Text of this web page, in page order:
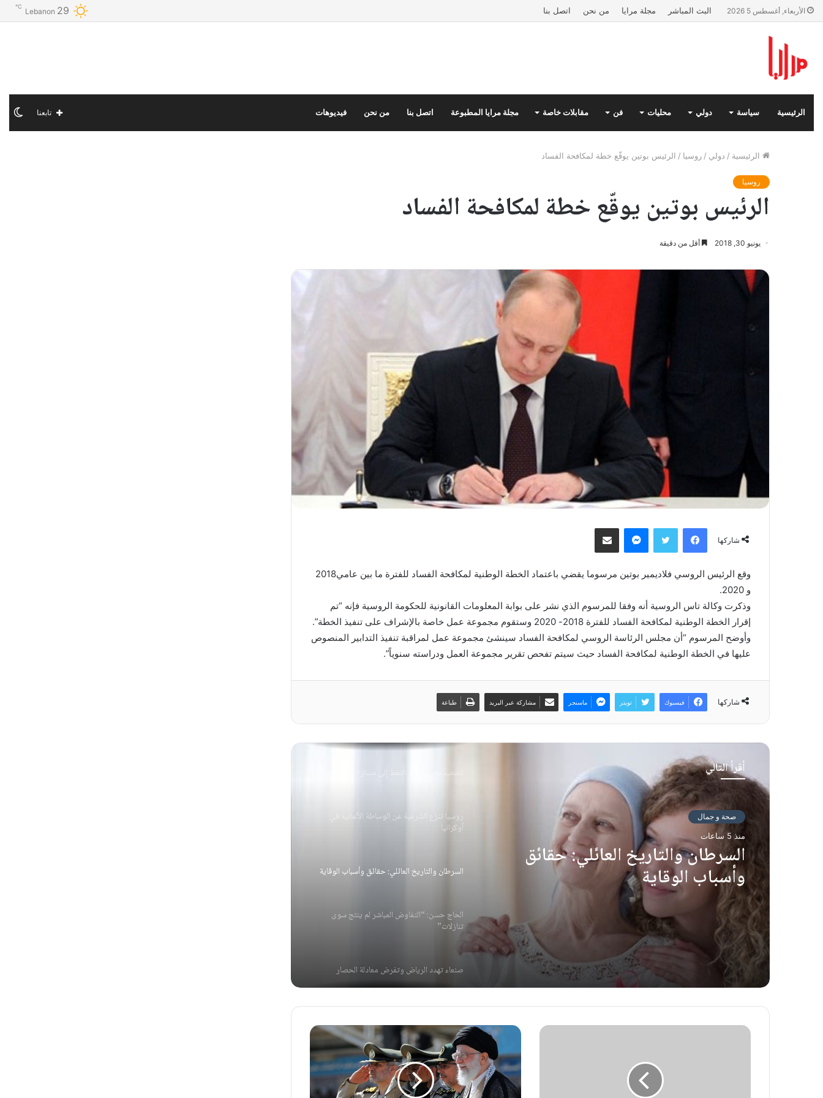
الأربعاء, أغسطس 5 2026 البث المباشر مجلة مرايا من نحن اتصل بنا Lebanon 29
℃
الرئيسية سياسة دولي محليات فن مقابلات خاصة مجلة مرايا المطبوعة اتصل بنا من نحن فيديوهات تابعنا
الرئيسية / دولي / روسيا / الرئيس بوتين يوقّع خطة لمكافحة الفساد
روسيا
الرئيس بوتين يوقّع خطة لمكافحة الفساد
يونيو 30, 2018 أقل من دقيقة
شاركها
فيسبوك تويتر ماسنجر مشاركة عبر البريد
وقع الرئيس الروسي فلاديمير بوتين مرسوما يقضي باعتماد الخطة الوطنية لمكافحة الفساد للفترة ما بين عامي2018
و 2020.
وذكرت وكالة تاس الروسية أنه وفقا للمرسوم الذي نشر على بوابة المعلومات القانونية للحكومة الروسية فإنه “تم
إقرار الخطة الوطنية لمكافحة الفساد للفترة 2018- 2020 وستقوم مجموعة عمل خاصة بالإشراف على تنفيذ الخطة”.
وأوضح المرسوم “أن مجلس الرئاسة الروسي لمكافحة الفساد سينشئ مجموعة عمل لمراقبة تنفيذ التدابير المنصوص
عليها في الخطة الوطنية لمكافحة الفساد حيث سيتم تفحص تقرير مجموعة العمل ودراسته سنوياً”.
شاركها فيسبوك تويتر ماسنجر مشاركة عبر البريد طباعة
أقرأ التالي
صحة و جمال
منذ 5 ساعات
السرطان والتاريخ العائلي: حقائق
وأسباب الوقاية
روسيا تنزع الشرعية عن الوساطة الألمانية في
السرطان والتاريخ العائلي: حقائق وأسباب الوقاية
تصعيدٌ بحري يعيد النفط إلى مسار الصعود
روسيا تنزع الشرعية عن الوساطة الألمانية في
أوكرانيا
السرطان والتاريخ العائلي: حقائق وأسباب الوقاية
الحاج حسن: “التفاوض المباشر لم ينتج سوى
تنازلات”
صنعاء تهدد الرياض وتفرض معادلة الحصار
روسيا تنزع الشرعية عن الوساطة الألمانية في
أوكرانيا